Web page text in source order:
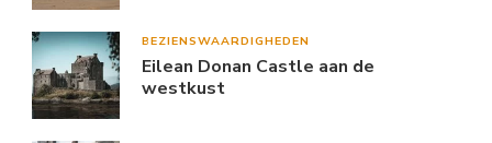
BEZIENSWAARDIGHEDEN
Eilean Donan Castle aan de
westkust